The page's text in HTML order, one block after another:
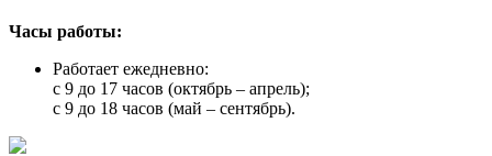
Часы работы:
Работает ежедневно:
с 9 до 17 часов (октябрь – апрель);
с 9 до 18 часов (май – сентябрь).